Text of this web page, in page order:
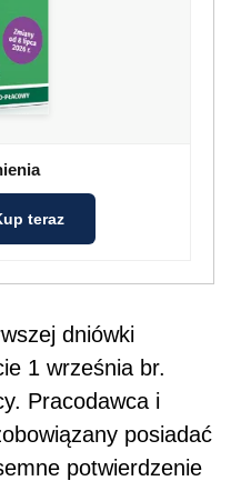
teraz
dniówki
1 września br.
Pracodawca i
posiadać
potwierdzenie